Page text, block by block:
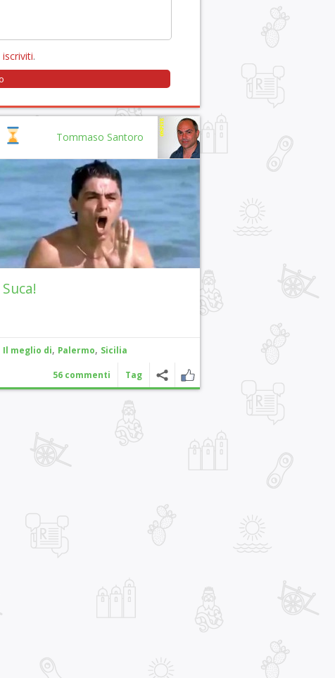
iscriviti.
Tommaso Santoro
Suca!
Il meglio di, Palermo, Sicilia
56 commenti Tag